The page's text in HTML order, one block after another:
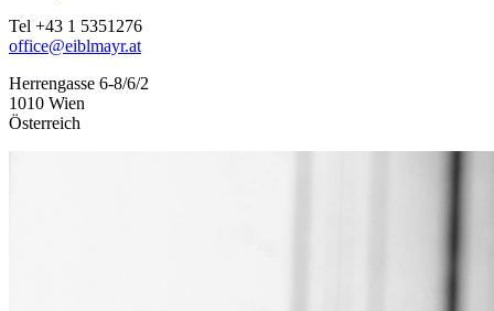
Tel +43 1 5351276
office@eiblmayr.at
Herrengasse 6-8/6/2
1010 Wien
Österreich